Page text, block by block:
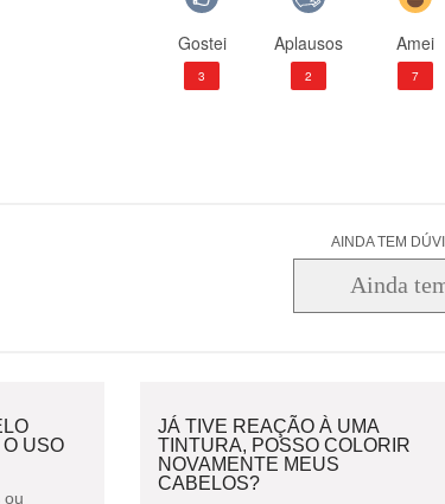
Gostei
3
Aplausos
2
Amei
7
AINDA TEM
USO
ou
JÁ TIVE REAÇÃO À UMA
TINTURA, POSSO COLORIR
NOVAMENTE MEUS
CABELOS?